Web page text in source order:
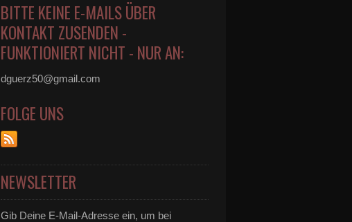
BITTE KEINE E-MAILS ÜBER
KONTAKT ZUSENDEN -
FUNKTIONIERT NICHT - NUR AN:
dguerz50@gmail.com
FOLGE UNS
NEWSLETTER
Gib Deine E-Mail-Adresse ein, um bei